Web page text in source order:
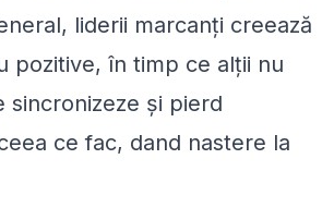
liderii marcanți creează
pozitive, în timp ce alții nu
sincronizeze și pierd
ce fac, dand nastere la